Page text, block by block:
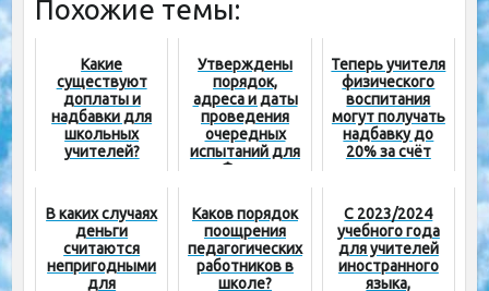
Похожие темы:
Какие
существуют
доплаты и
надбавки для
школьных
учителей?
Утверждены
порядок,
адреса и даты
проведения
очередных
испытаний для
Фонда
Теперь учителя
физического
воспитания
могут получать
надбавку до
20% за счёт
В каких случаях
деньги
считаются
непригодными
для
Каков порядок
поощрения
педагогических
работников в
школе?
С 2023/2024
учебного года
для учителей
иностранного
языка,